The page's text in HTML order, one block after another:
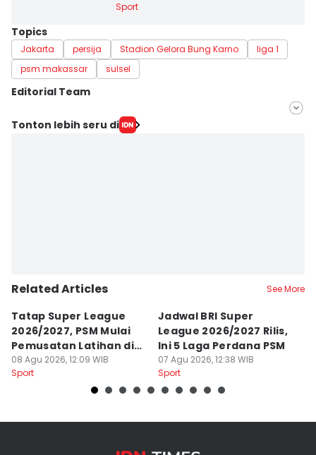
Sport
Topics
Jakarta persija Stadion Gelora Bung Karno
liga 1
psm makassar
sulsel
Editorial Team
Editor
Tonton lebih seru di
Related Articles See More
Tatap Super League
2026/2027, PSM Mulai
Pemusatan Latihan di
Jogja
08 Agu 2026, 12:09 WIB
Sport
Jadwal BRI Super
League 2026/2027 Rilis,
Ini 5 Laga Perdana PSM
07 Agu 2026, 12:38 WIB
Sport